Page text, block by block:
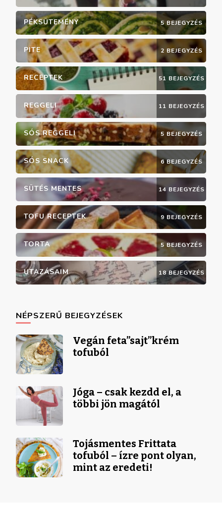
PÉKSÜTEMÉNY 5 BEJEGYZÉS
PITE 2 BEJEGYZÉS
RECEPTEK 51 BEJEGYZÉS
REGGELI 11 BEJEGYZÉS
SÓS REGGELI 5 BEJEGYZÉS
SÓS SNACK 6 BEJEGYZÉS
SÜTÉS MENTES 14 BEJEGYZÉS
TOFU RECEPTEK 9 BEJEGYZÉS
TORTA 5 BEJEGYZÉS
UTAZÁSAIM 18 BEJEGYZÉS
NÉPSZERŰ BEJEGYZÉSEK
Vegán feta”sajt”krém
tofuból
Jóga – csak kezdd el, a
többi jön magától
Tojásmentes Frittata
tofuból – ízre pont olyan,
mint az eredeti!